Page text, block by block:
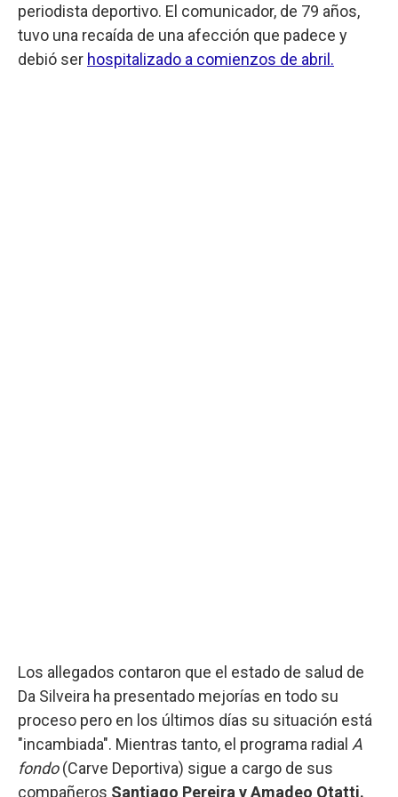
periodista deportivo. El comunicador, de 79 años,
tuvo una recaída de una afección que padece y
debió ser hospitalizado a comienzos de abril.
Los allegados contaron que el estado de salud de
Da Silveira ha presentado mejorías en todo su
proceso pero en los últimos días su situación está
"incambiada". Mientras tanto, el programa radial A
fondo(Carve Deportiva) sigue a cargo de sus
compañeros Santiago Pereira y Amadeo Otatti.